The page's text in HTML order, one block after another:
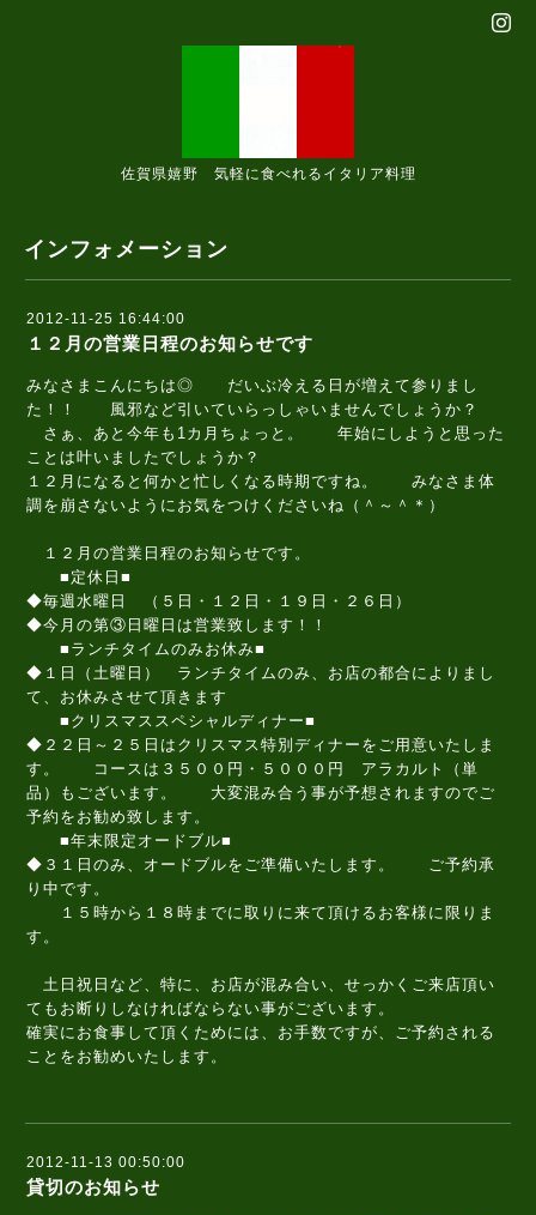
佐賀県嬉野 気軽に食べれるイタリア料理
インフォメーション
2012-11-25 16:44:00
１２月の営業日程のお知らせです
みなさまこんにちは◎ だいぶ冷える日が増えて参りまし
た！！ 風邪など引いていらっしゃいませんでしょうか？
さぁ、あと今年も1カ月ちょっと。 年始にしようと思った
ことは叶いましたでしょうか？
１２月になると何かと忙しくなる時期ですね。 みなさま体
調を崩さないようにお気をつけくださいね（＾～＾＊）
１２月の営業日程のお知らせです。
■定休日■
◆毎週水曜日 （５日・１２日・１９日・２６日）
◆今月の第③日曜日は営業致します！！
■ランチタイムのみお休み■
◆１日（土曜日） ランチタイムのみ、お店の都合によりまし
て、お休みさせて頂きます
■クリスマススペシャルディナー■
◆２２日～２５日はクリスマス特別ディナーをご用意いたしま
す。 コースは３５００円・５０００円 アラカルト（単
品）もございます。 大変混み合う事が予想されますのでご
予約をお勧め致します。
■年末限定オードブル■
◆３１日のみ、オードブルをご準備いたします。 ご予約承
り中です。
１５時から１８時までに取りに来て頂けるお客様に限りま
す。
土日祝日など、特に、お店が混み合い、せっかくご来店頂い
てもお断りしなければならない事がございます。
確実にお食事して頂くためには、お手数ですが、ご予約される
ことをお勧めいたします。
2012-11-13 00:50:00
貸切のお知らせ